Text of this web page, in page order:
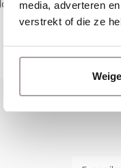
media, adverteren
verstrekt of die ze
is vandaag